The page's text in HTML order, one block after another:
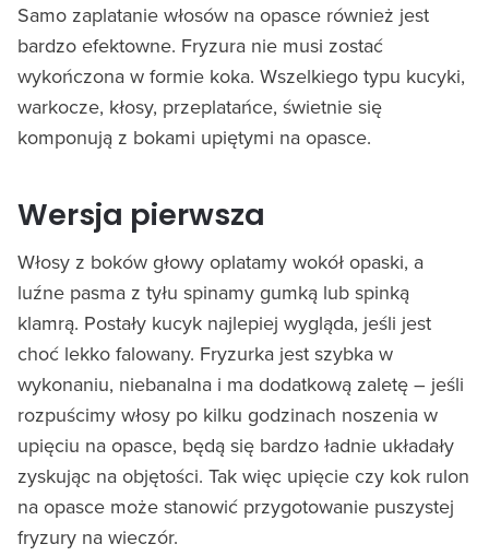
Samo zaplatanie włosów na opasce również jest
bardzo efektowne. Fryzura nie musi zostać
wykończona w formie koka. Wszelkiego typu kucyki,
warkocze, kłosy, przeplatańce, świetnie się
komponują z bokami upiętymi na opasce.
Wersja pierwsza
Włosy z boków głowy oplatamy wokół opaski, a
luźne pasma z tyłu spinamy gumką lub spinką
klamrą. Postały kucyk najlepiej wygląda, jeśli jest
choć lekko falowany. Fryzurka jest szybka w
wykonaniu, niebanalna i ma dodatkową zaletę – jeśli
rozpuścimy włosy po kilku godzinach noszenia w
upięciu na opasce, będą się bardzo ładnie układały
zyskując na objętości. Tak więc upięcie czy kok rulon
na opasce może stanowić przygotowanie puszystej
fryzury na wieczór.